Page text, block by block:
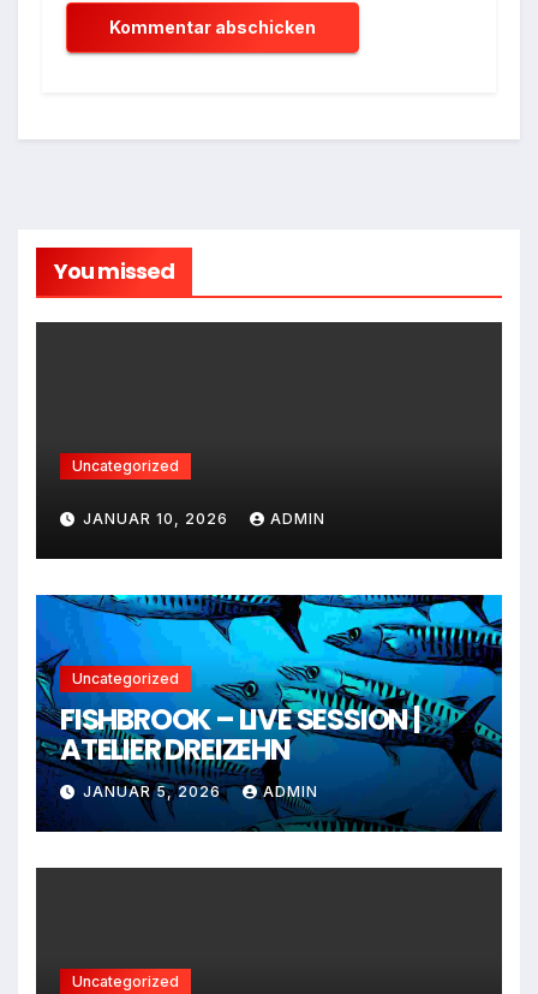
You missed
Uncategorized
JANUAR 10, 2026 ADMIN
Uncategorized
FISHBROOK – LIVE SESSION |
ATELIER DREIZEHN
JANUAR 5, 2026 ADMIN
Uncategorized